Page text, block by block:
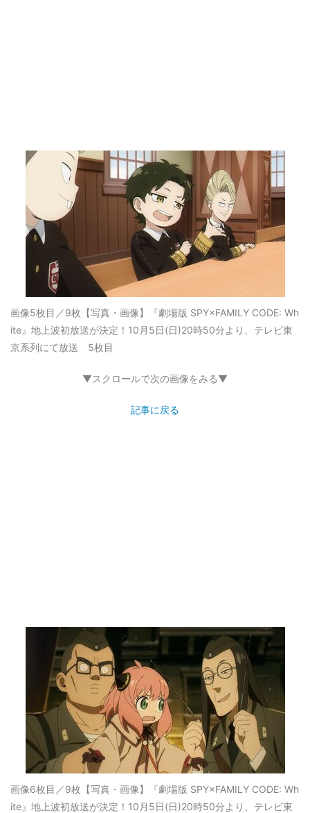
画像5枚目／9枚 【写真・画像】『劇場版 SPY×FAMILY CODE: Wh
ite』地上波初放送が決定！10月5日(日)20時50分より、テレビ東
京系列にて放送 5枚目
▼スクロールで次の画像をみる▼
記事に戻る
画像6枚目／9枚 【写真・画像】『劇場版 SPY×FAMILY CODE: Wh
ite』地上波初放送が決定！10月5日(日)20時50分より、テレビ東